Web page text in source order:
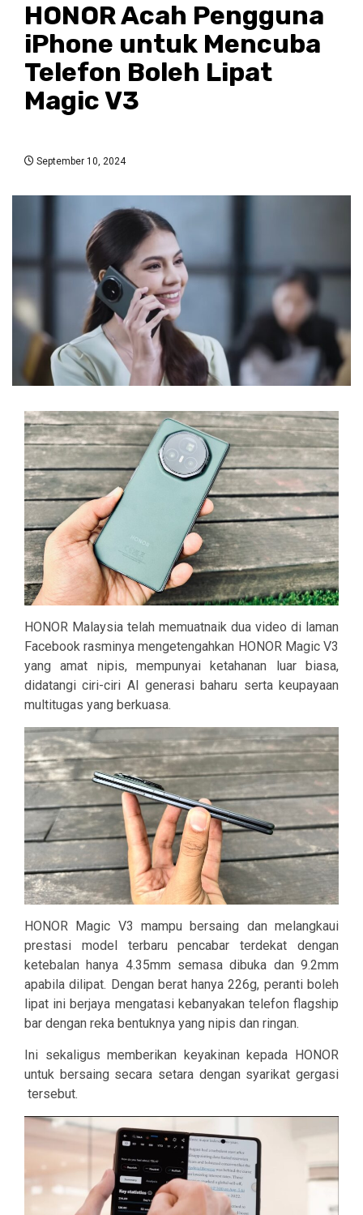
HONOR Acah Pengguna
iPhone untuk Mencuba
Telefon Boleh Lipat
Magic V3
September 10, 2024
HONOR Malaysia telah memuatnaik dua video di laman
Facebook rasminya mengetengahkan HONOR Magic V3
yang amat nipis, mempunyai ketahanan luar biasa,
didatangi ciri-ciri AI generasi baharu serta keupayaan
multitugas yang berkuasa.
HONOR Magic V3 mampu bersaing dan melangkaui
prestasi model terbaru pencabar terdekat dengan
ketebalan hanya 4.35mm semasa dibuka dan 9.2mm
apabila dilipat. Dengan berat hanya 226g, peranti boleh
lipat ini berjaya mengatasi kebanyakan telefon flagship
bar dengan reka bentuknya yang nipis dan ringan.
Ini sekaligus memberikan keyakinan kepada HONOR
untuk bersaing secara setara dengan syarikat gergasi
tersebut.